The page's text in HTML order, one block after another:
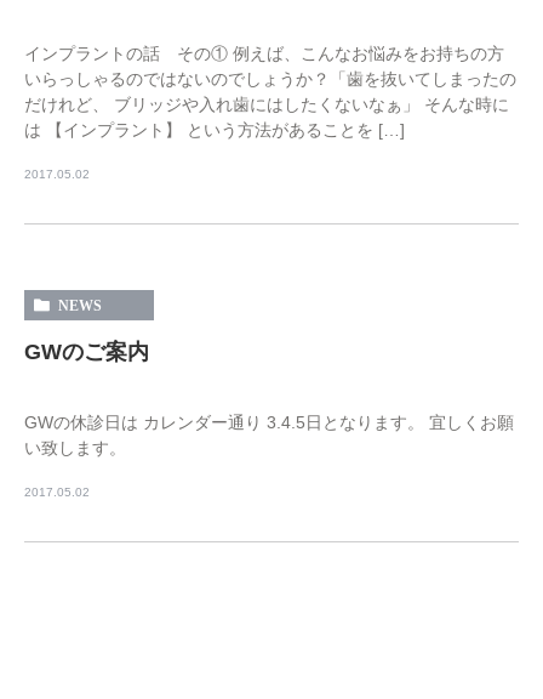
インプラントの話 その① 例えば、こんなお悩みをお持ちの方
いらっしゃるのではないのでしょうか？「歯を抜いてしまったの
だけれど、 ブリッジや入れ歯にはしたくないなぁ」 そんな時に
は 【インプラント】 という方法があることを […]
2017.05.02
NEWS
GWのご案内
GWの休診日は カレンダー通り 3.4.5日となります。 宜しくお願
い致します。
2017.05.02